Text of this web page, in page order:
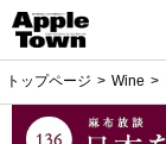
トップページ Wine